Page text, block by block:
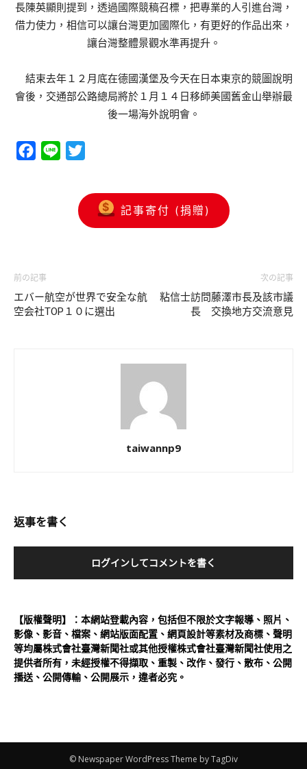
長陳英顯則提到，透過國際競稿召標，把專業的人引進台灣，
借力使力，相信可以讓台灣更加國際化，有更好的作品出來，
讓台灣整體景觀水準再提升。
結束去年１２月底在德國漢堡及今天在日本東京的競圖說明
會後，交通部公路總局將於１月１４日移師美國舊金山舉辦最
後一場海外說明會。
Facebook
Line
記事寄付 (捐贈)
前の記事
エバー航空が世界で安全な航
空会社TOP１０に選出
次の記事
粘信士訪問藤澤市長及該市議
長 交換地方交流意見
taiwannp9
返事を書く
ログインしてコメントを書く
【版權聲明】：本網站登載內容，包括但不限於文字報導、照片、
影像、影音、檔案、網站版面配置、網頁設計等素材及商標、聲明
等均屬株式會社臺灣新聞社或其他授權株式會社臺灣新聞社使用之
提供者所有，未經授權不得擷取、重製、改作、發行、散布、公開
播送、公開傳輸、公開展示，違者必究。
© Newspaper WordPress Theme by TagDiv